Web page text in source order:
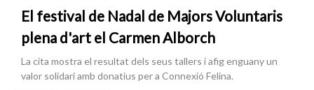
El festival de Nadal de Majors Voluntaris
plena d'art el Carmen Alborch
La cita mostra el resultat dels seus tallers i afig enguany un
valor solidari amb donatius per a Connexió Felina.